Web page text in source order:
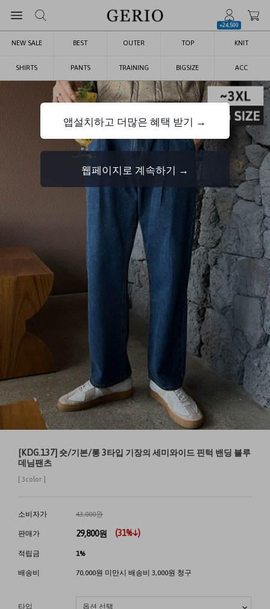
+24,500
NEW SALE BEST OUTER TOP KNIT
SHIRTS PANTS TRAINING BIGSIZE ACC
[KDG.137] 숏/기본/롱 3타입 기장의 세미와이드 핀턱 밴딩 블루
데님팬츠
[ 3color ]
소비자가 43,000원
판매가 29,800원 (31%↓)
적립금 1%
배송비 70,000원 미만시 배송비 3,000원 청구
타입
앱설치하고 더많은 혜택 받기 →
웹페이지로 계속하기 →